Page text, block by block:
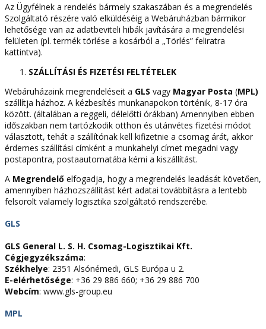
Az Ügyfélnek a rendelés bármely szakaszában és a megrendelés
Szolgáltató részére való elküldéséig a Webáruházban bármikor
lehetősége van az adatbeviteli hibák javítására a megrendelési
felületen (pl. termék törlése a kosárból a „Törlés” feliratra
kattintva).
SZÁLLÍTÁSI ÉS FIZETÉSI FELTÉTELEK
Webáruházaink megrendeléseit a GLS vagy Magyar Posta (MPL)
szállítja házhoz. A kézbesítés munkanapokon történik, 8-17 óra
között. (általában a reggeli, délelőtti órákban) Amennyiben ebben
időszakban nem tartózkodik otthon és utánvétes fizetési módot
választott, tehát a szállítónak kell kifizetnie a csomag árát, akkor
érdemes szállítási címként a munkahelyi címet megadni vagy
postapontra, postaautomatába kérni a kiszállítást.
A Megrendelő elfogadja, hogy a megrendelés leadását követően,
amennyiben házhozszállítást kért adatai továbbításra a lentebb
felsorolt valamely logisztika szolgáltató rendszerébe.
GLS
GLS General L. S. H. Csomag-Logisztikai Kft.
Cégjegyzékszáma:
Székhelye: 2351 Alsónémedi, GLS Európa u 2.
E-elérhetősége: +36 29 886 660; +36 29 886 700
Webcím: www.gls-group.eu
MPL